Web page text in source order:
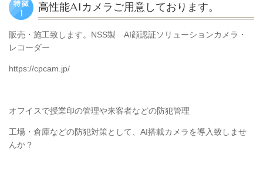
高性能AIカメラご用意しております。
販売・施工致します。 NSS製 AI顔認証ソリューションカメラ・
レコーダー
https://cpcam.jp/
オフイスで授業印の管理や来客者などの防犯管理
工場・倉庫などの防犯対策として、AI搭載カメラを導入致しませ
んか？